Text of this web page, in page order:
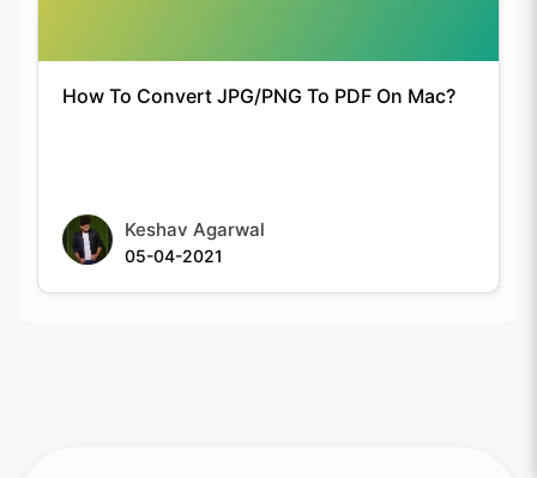
How To Convert JPG/PNG To PDF On Mac?
Keshav Agarwal
05-04-2021